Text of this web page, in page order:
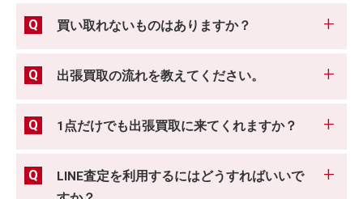
買い取れないものはありますか？
出張買取の流れを教えてください。
1点だけでも出張買取に来てくれますか？
LINE査定を利用するにはどうすればいいで